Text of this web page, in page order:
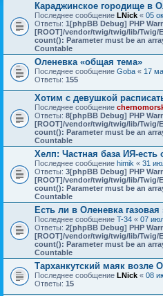
Караджинское городище в
Последнее сообщение LNick « 05
Ответы: 1[phpBB Debug] PHP
[ROOT]/vendor/twig/twig/lib/Twig/
count(): Parameter must be an
Countable
Оленевка «общая тема»
Последнее сообщение Goba « 17
Ответы: 155
Хотим с девушкой
Последнее сообщение
Ответы: 8[phpBB Debug] PHP
[ROOT]/vendor/twig/twig/lib/Twig/
count(): Parameter must be an
Countable
Хелп: Частная база ИЯ-есть
Последнее сообщение himik « 31
Ответы: 3[phpBB Debug] PHP
[ROOT]/vendor/twig/twig/lib/Twig/
count(): Parameter must be an
Countable
Есть ли в Оленевка
Последнее сообщение T-34 « 07
Ответы: 2[phpBB Debug] PHP
[ROOT]/vendor/twig/twig/lib/Twig/
count(): Parameter must be an
Countable
Тарханкутский маяк возле
Последнее сообщение LNick « 08
Ответы: 15